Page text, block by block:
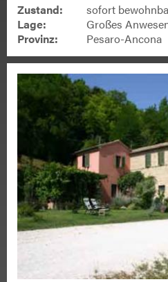
Zustand:
sofort
Lage:
Großes
Provinz:
Pesaro-Ancona